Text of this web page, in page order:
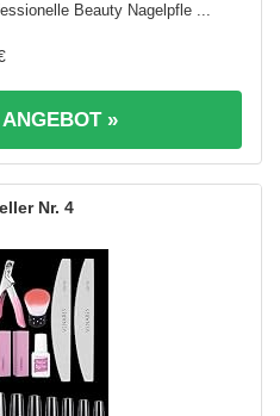
Beauty Nagelpfle ...
»
4